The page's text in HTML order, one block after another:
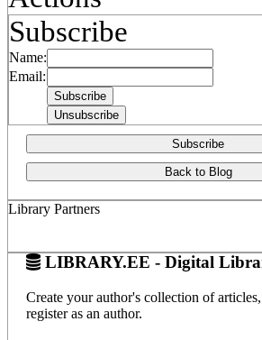
Subscribe
Name:
Email:
Subscribe
Back to Blog
Library Partners
LIBRARY.EE - Digital
Create your author's collection of
register as an author.